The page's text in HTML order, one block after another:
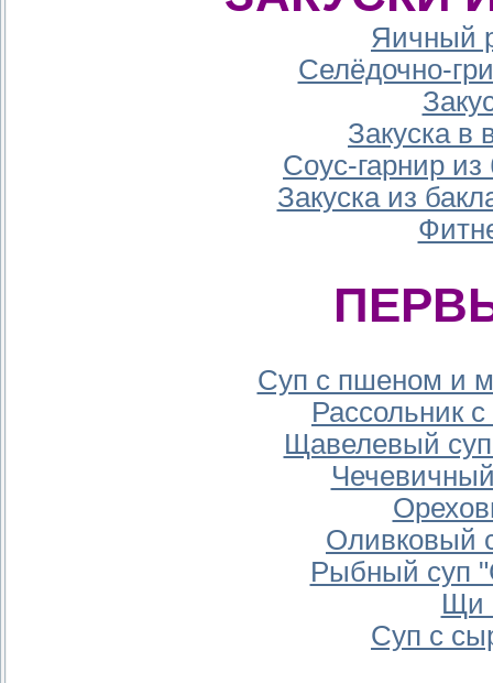
Яичный
Селёдочно-
Закуска в
Соус-гарнир
Закуска из
Суп с пшеном и
Рассольник
Щавелевый
Оливковый
Рыбный суп
Щи
Суп с